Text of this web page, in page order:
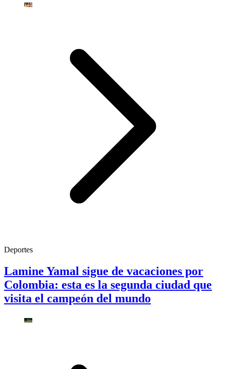
Deportes
Lamine Yamal sigue de vacaciones por
Colombia: esta es la segunda ciudad que
visita el campeón del mundo